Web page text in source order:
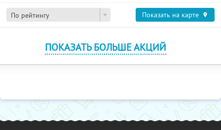
По рейтингу Показать на карте
ПОКАЗАТЬ БОЛЬШЕ АКЦИЙ